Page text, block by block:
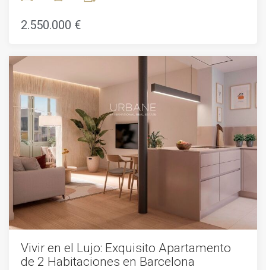
ubicación es perfecta para las personas que quieren estar
cerca de toda la acción, pero todavía tienen un lugar para
apartamento está situado en una hermosa zona de la
ciudad y está cerca de todas las comodidades que pueda
necesitar. Tiene una gran vista de la ciudad y es un lugar
perfecto para vivir.El apartamento es muy espacioso y tiene
todas las comodidades que se necesitan para vivir
cómodamente. Es un lugar perfecto para una familia o para
alguien que quiera vivir en la ciudad.
2.550.000 €
Vivir en el Lujo: Exquisito Apartamento
de 2 Habitaciones en Barcelona